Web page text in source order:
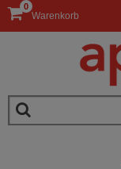
Warenkorb
0